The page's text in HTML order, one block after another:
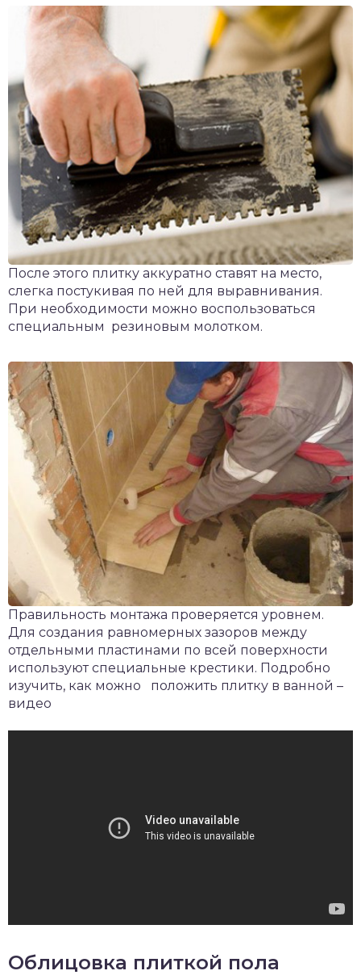
После этого плитку аккуратно ставят на место,
слегка постукивая по ней для выравнивания.
При необходимости можно воспользоваться
специальным резиновым молотком.
Правильность монтажа проверяется уровнем.
Для создания равномерных зазоров между
отдельными пластинами по всей поверхности
используют специальные крестики. Подробно
изучить, как можно положить плитку в ванной –
видео
Облицовка плиткой пола